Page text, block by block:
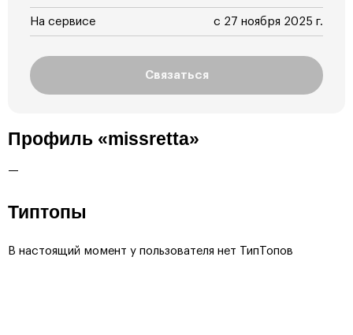
На сервисе с 27 ноября 2025 г.
Связаться
Профиль «missretta»
—
Типтопы
В настоящий момент у пользователя нет ТипТопов